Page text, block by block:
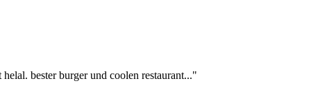
bester burger und coolen restaurant..."